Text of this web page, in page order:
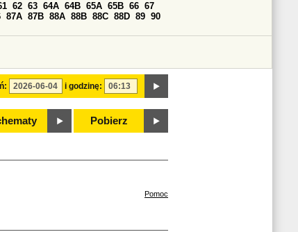
i godzinę:
62 63 64A 64B 65A 65B 66 67
87A 87B 88A 88B 88C 88D 89 90
Pobierz
Pomoc